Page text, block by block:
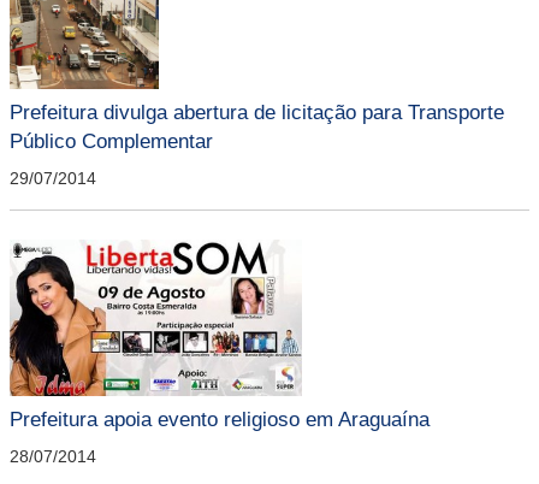
Prefeitura divulga abertura de licitação para Transporte
Público Complementar
29/07/2014
Prefeitura apoia evento religioso em Araguaína
28/07/2014